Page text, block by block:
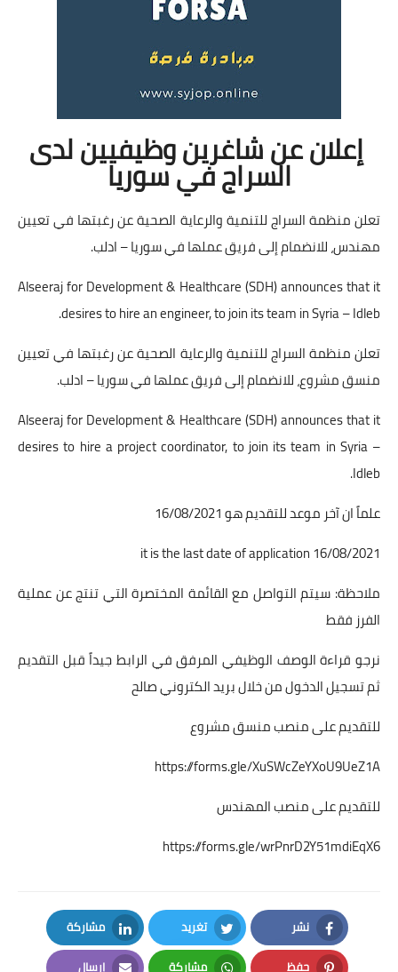
إعلان عن شاغرين وظيفيين لدى
السراج في سوريا
تعلن منظمة السراج للتنمية والرعاية الصحية عن رغبتها في تعيين
مهندس، للانضمام إلى فريق عملها في سوريا – ادلب.
Alseeraj for Development & Healthcare (SDH) announces that it
desires to hire an engineer, to join its team in Syria – Idleb.
تعلن منظمة السراج للتنمية والرعاية الصحية عن رغبتها في تعيين
منسق مشروع، للانضمام إلى فريق عملها في سوريا – ادلب.
Alseeraj for Development & Healthcare (SDH) announces that it
desires to hire a project coordinator, to join its team in Syria –
Idleb.
16/08/2021 it is the last date of application
ملاحظة: سيتم التواصل مع القائمة المختصرة التي تنتج عن عملية
الفرز فقط
‎نرجو قراءة الوصف الوظيفي المرفق في الرابط جيداً قبل التقديم
ثم تسجيل الدخول من خلال بريد الكتروني صالح
للتقديم على منصب منسق مشروع
https://forms.gle/XuSWcZeYXoU9UeZ1A
للتقديم على منصب المهندس
https://forms.gle/wrPnrD2Y51mdiEqX6
نشر
Facebook
تغريد
Twitter
مشاركة
LinkedIn
حفظ مشاركة إرسال